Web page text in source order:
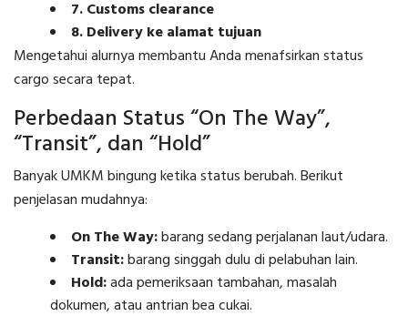
7. Customs clearance
8. Delivery ke alamat tujuan
Mengetahui alurnya membantu Anda menafsirkan status
cargo secara tepat.
Perbedaan Status “On The Way”,
“Transit”, dan “Hold”
Banyak UMKM bingung ketika status berubah. Berikut
penjelasan mudahnya:
On The Way:barang sedang perjalanan laut/udara.
Transit:barang singgah dulu di pelabuhan lain.
Hold:ada pemeriksaan tambahan, masalah
dokumen, atau antrian bea cukai.